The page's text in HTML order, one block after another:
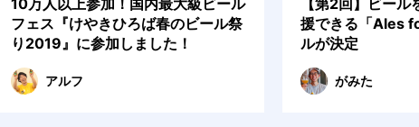
10万人以上参加！国内最大級ビール
フェス『けやきひろば春のビール祭
り2019』に参加しました！
アルフ
【第2回】ビー
援できる「Ales
ルが決定
がみた